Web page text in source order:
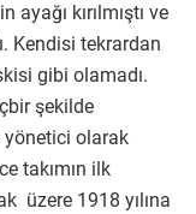
kırılmıştı ve
Kendisi tekrardan
gibi olamadı.
şekilde
yönetici olarak
takımın ilk
üzere 1918 yılına